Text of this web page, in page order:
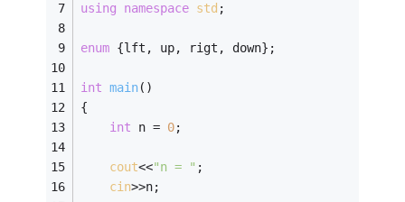
using
namespace std ;
enum {lft, up, rigt, down};
int main()
{
int n = 0;
cout<<"n = " ;
cin>>n;